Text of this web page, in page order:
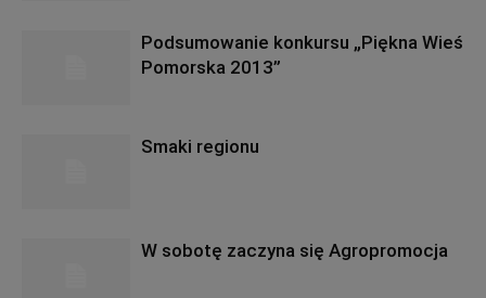
Podsumowanie konkursu „Piękna Wieś
Pomorska 2013”
Smaki regionu
W sobotę zaczyna się Agropromocja